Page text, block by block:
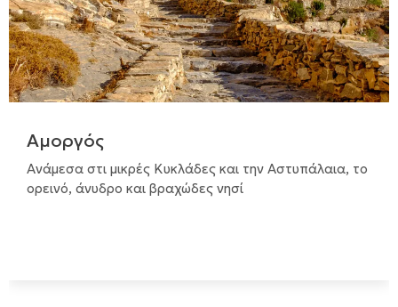
Αμοργός
Ανάμεσα στι μικρές Κυκλάδες και την Αστυπάλαια, το
ορεινό, άνυδρο και βραχώδες νησί